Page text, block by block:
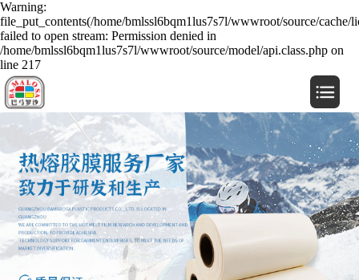
Warning:
file_put_contents(/home/bmlssl6bqm1lus7s7l/wwwroot/source/cache/
failed to open stream: Permission denied in
/home/bmlssl6bqm1lus7s7l/wwwroot/source/model/api.class.php on
line 217